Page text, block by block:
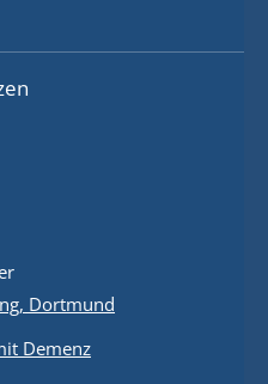
Dortmund
Demenz